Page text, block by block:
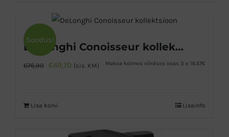
Soodus!
DeLonghi Conoisseur kollektsioon
€76,90 Algne
€76,90.
€49,70 Praegune
(sis. KM) Maksa kolmes võrdses osas 3 x 16.57€
Lisa korvi Lisainfo